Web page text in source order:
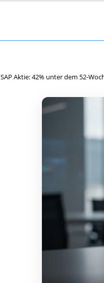
SAP Aktie: 42% unter dem 52-